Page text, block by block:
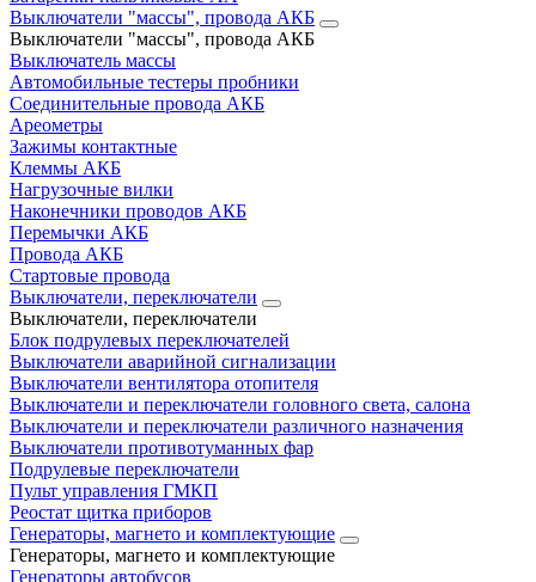
Выключатели "массы", провода АКБ
Выключатели "массы", провода АКБ
Выключатель массы
Автомобильные тестеры пробники
Соединительные провода АКБ
Ареометры
Зажимы контактные
Клеммы АКБ
Нагрузочные вилки
Наконечники проводов АКБ
Перемычки АКБ
Провода АКБ
Стартовые провода
Выключатели, переключатели
Выключатели, переключатели
Блок подрулевых переключателей
Выключатели аварийной сигнализации
Выключатели вентилятора отопителя
Выключатели и переключатели головного света, салона
Выключатели и переключатели различного назначения
Выключатели противотуманных фар
Подрулевые переключатели
Пульт управления ГМКП
Реостат щитка приборов
Генераторы, магнето и комплектующие
Генераторы, магнето и комплектующие
Генераторы автобусов